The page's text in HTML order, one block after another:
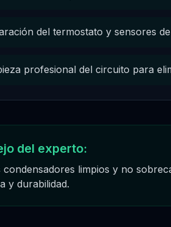
del termostato y sensores
profesional del circuito para
del experto:
condensadores limpios y no
y durabilidad.